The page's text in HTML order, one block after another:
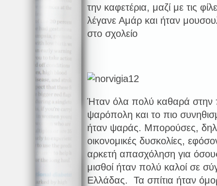
την καφετέρια, μαζί με τις
λέγανε Αμάρ και ήταν
στο σχολείο
Ήταν όλα πολύ καθαρά στην
ψαρόπολη και το πιο
ήταν ψαράς. Μπορούσες,
οικονομικές δυσκολίες,
αρκετή απασχόληση για
μισθοί ήταν πολύ καλοί σε
Ελλάδας. Τα σπίτια ήταν